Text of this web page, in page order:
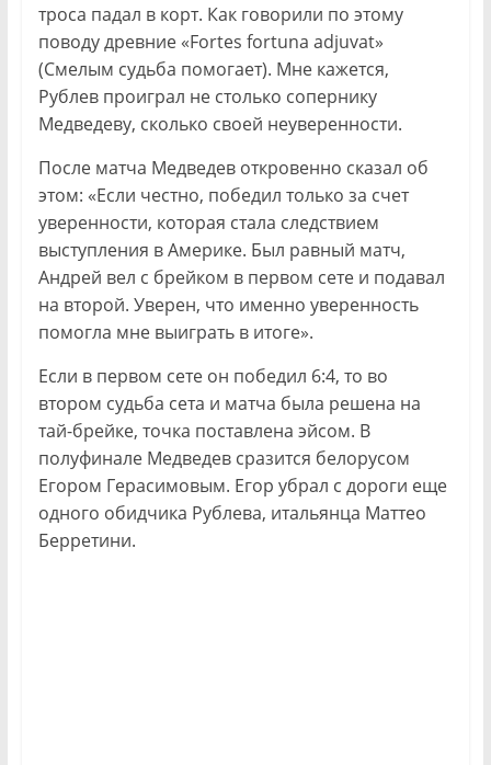
троса падал в корт. Как говорили по этому
поводу древние «Fortes fortuna adjuvat»
(Смелым судьба помогает). Мне кажется,
Рублев проиграл не столько сопернику
Медведеву, сколько своей неуверенности.
После матча Медведев откровенно сказал об
этом: «Если честно, победил только за счет
уверенности, которая стала следствием
выступления в Америке. Был равный матч,
Андрей вел с брейком в первом сете и подавал
на второй. Уверен, что именно уверенность
помогла мне выиграть в итоге».
Если в первом сете он победил 6:4, то во
втором судьба сета и матча была решена на
тай-брейке, точка поставлена эйсом. В
полуфинале Медведев сразится белорусом
Егором Герасимовым. Егор убрал с дороги еще
одного обидчика Рублева, итальянца Маттео
Берретини.